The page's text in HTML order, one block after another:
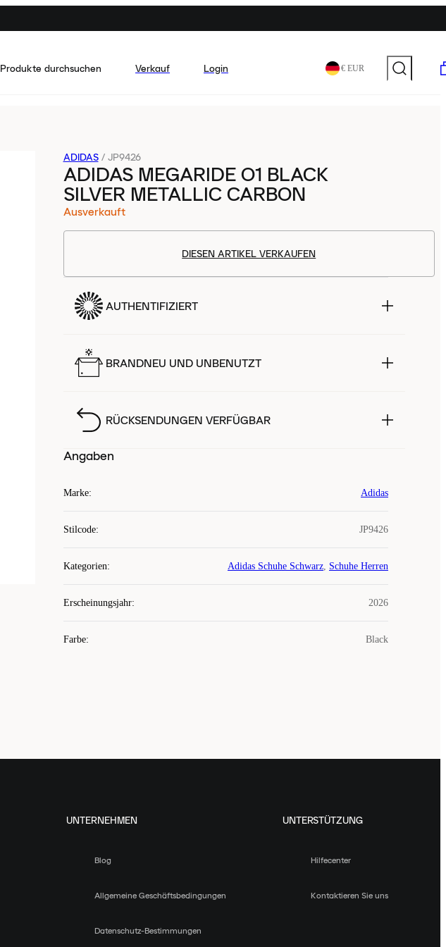
Produkte durchsuchen Verkauf Login € EUR
ADIDAS / JP9426
ADIDAS MEGARIDE O1 BLACK
SILVER METALLIC CARBON
Ausverkauft
DIESEN ARTIKEL VERKAUFEN
AUTHENTIFIZIERT
BRANDNEU UND UNBENUTZT
RÜCKSENDUNGEN VERFÜGBAR
Angaben
Marke: Adidas
Stilcode: JP9426
Kategorien: Adidas Schuhe Schwarz, Schuhe Herren
Erscheinungsjahr: 2026
Farbe: Black
UNTERNEHMEN
Blog
Allgemeine Geschäftsbedingungen
Datenschutz-Bestimmungen
UNTERSTÜTZUNG
Hilfecenter
Kontaktieren Sie uns